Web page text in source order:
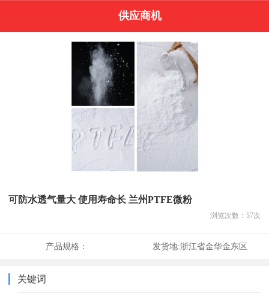
供应商机
可防水透气量大 使用寿命长 兰州PTFE微粉
浏览次数： 57次
产品规格： 发货地:浙江省金华金东区
关键词